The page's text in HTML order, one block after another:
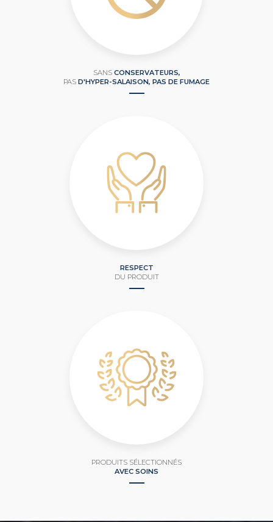
SANS CONSERVATEURS,
PAS D'HYPER-SALAISON, PAS DE FUMAGE
RESPECT
DU PRODUIT
PRODUITS SÉLECTIONNÉS
AVEC SOINS